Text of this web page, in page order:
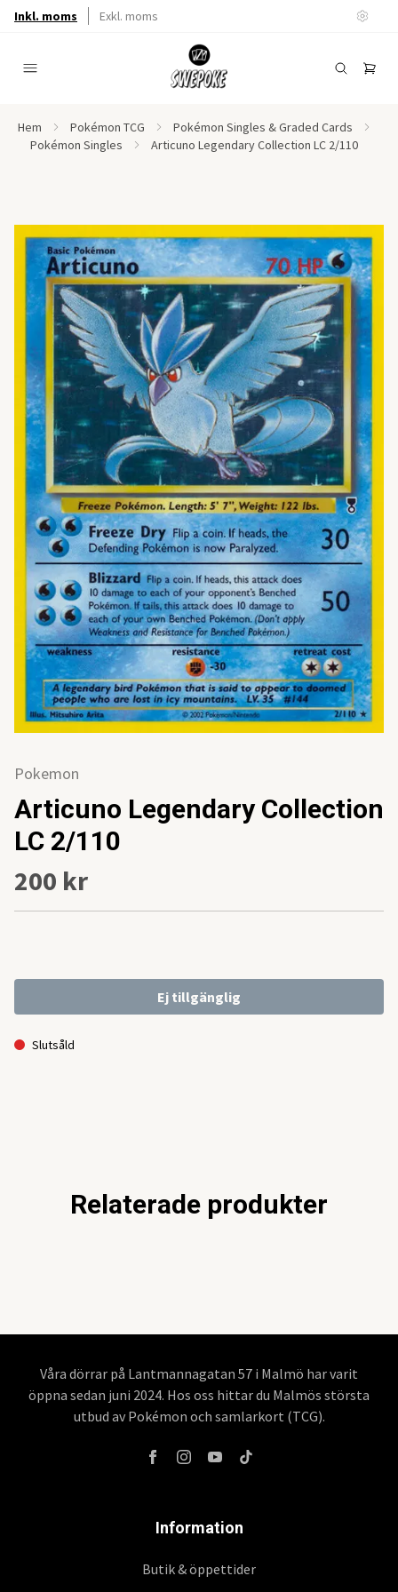
Inkl. moms Exkl. moms
Hem Pokémon TCG
Pokémon Singles & Graded Cards
Pokémon Singles
Articuno Legendary Collection LC 2/110
Pokemon
Articuno Legendary Collection
LC 2/110
200 kr
Ej tillgänglig
Slutsåld
Relaterade produkter
Våra dörrar på Lantmannagatan 57 i Malmö har varit
öppna sedan juni 2024. Hos oss hittar du Malmös största
utbud av Pokémon och samlarkort (TCG).
Information
Butik & öppettider